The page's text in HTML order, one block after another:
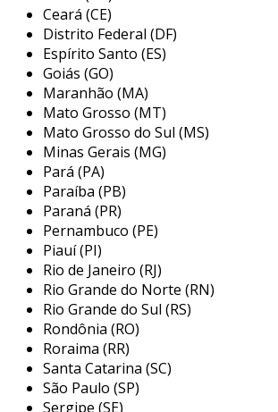
em diversas superfícies, oferecendo
na remoção de material e
acabamentos de alta qualidade.
principais aplicações da fábrica
revestimento abrasivo
os produtos fabricados em uma fábrica
revestimento abrasivo encontram uma
gama de aplicações, devido à sua
eficácia. esses revestimentos são
diferentes setores, e aqui estão algumas
suas principais utilizações:
indústria metalúrgica:utilizados
processos de corte e desbaste de
garantindo um acabamento preciso
eficiente.
trabalho em madeira:
abrasivas são empregadas na
Ceará (CE)
Distrito Federal (DF)
Espírito Santo (ES)
Goiás (GO)
Maranhão (MA)
Mato Grosso (MT)
Mato Grosso do Sul (MS)
Minas Gerais (MG)
Pará (PA)
Paraíba (PB)
Paraná (PR)
Pernambuco (PE)
Piauí (PI)
Rio de Janeiro (RJ)
Rio Grande do Norte (RN)
Rio Grande do Sul (RS)
Rondônia (RO)
Roraima (RR)
Santa Catarina (SC)
São Paulo (SP)
Sergipe (SE)